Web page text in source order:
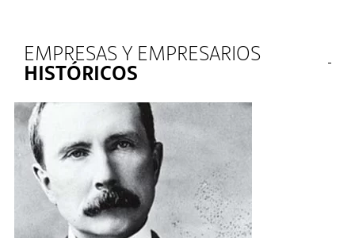
EMPRESAS Y EMPRESARIOS
HISTÓRICOS